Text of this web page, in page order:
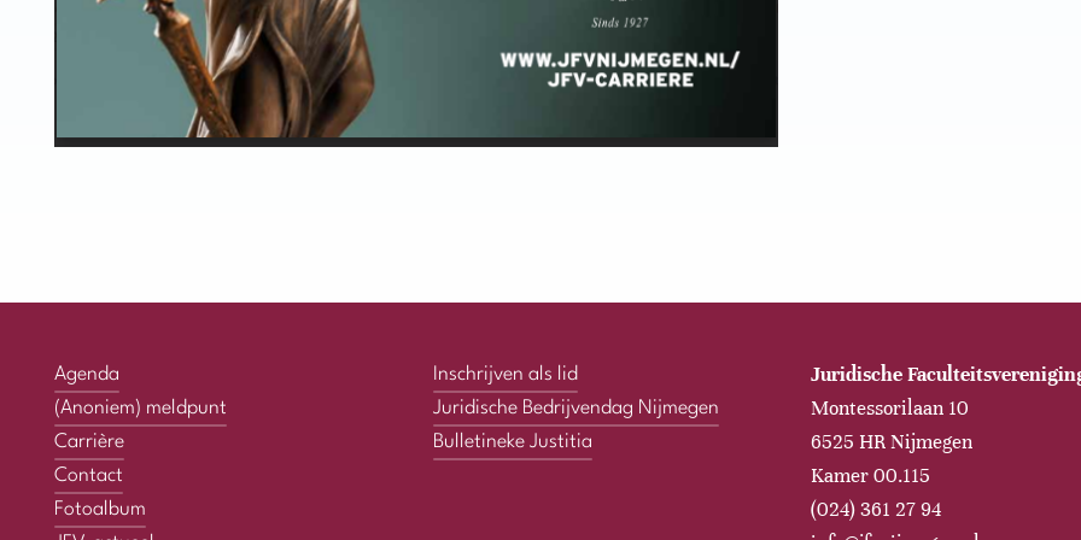
Agenda
(Anoniem) meldpunt
Carrière
Contact
Fotoalbum
Inschrijven als lid
Juridische Bedrijvendag Nijmegen
Bulletineke Justitia
Juridische
Montessorilaan 10
6525 HR Nijmegen
Kamer 00.115
(024) 361 27 94